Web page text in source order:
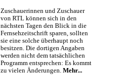
Zuschauerinnen und Zuschauer
von RTL können sich in den
nächsten Tagen den Blick in die
Fernsehzeitschrift sparen, sollten
sie eine solche überhaupt noch
besitzen. Die dortigen Angaben
werden nicht dem tatsächlichen
Programm entsprechen: Es kommt
zu vielen Änderungen. Mehr...